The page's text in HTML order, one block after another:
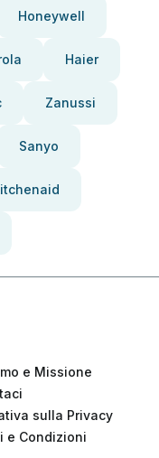
Honeywell
Haier
Zanussi
Sanyo
e Missione
sulla Privacy
e Condizioni